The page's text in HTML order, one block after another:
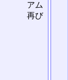
アム
再び